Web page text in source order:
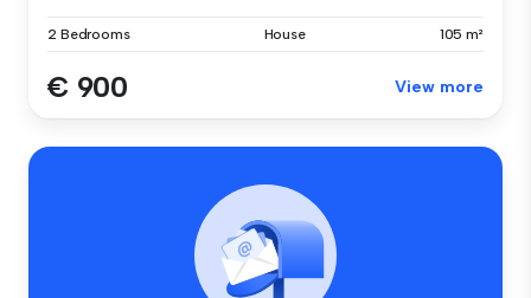
2 Bedrooms House 105 m²
€ 900 View more